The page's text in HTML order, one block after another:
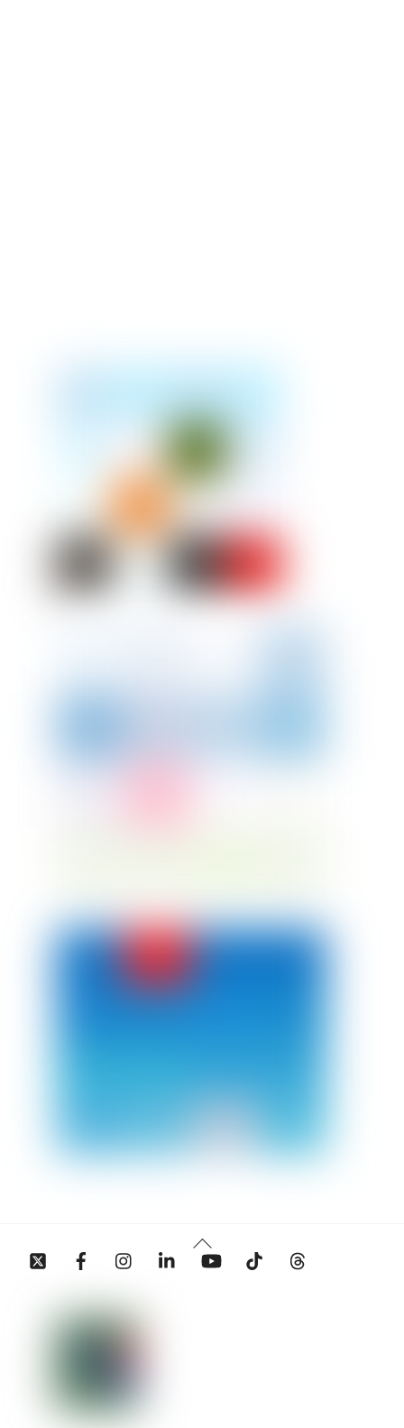
Back
To
Twitter Facebook InstagramLinkedin YouTube Tiktok